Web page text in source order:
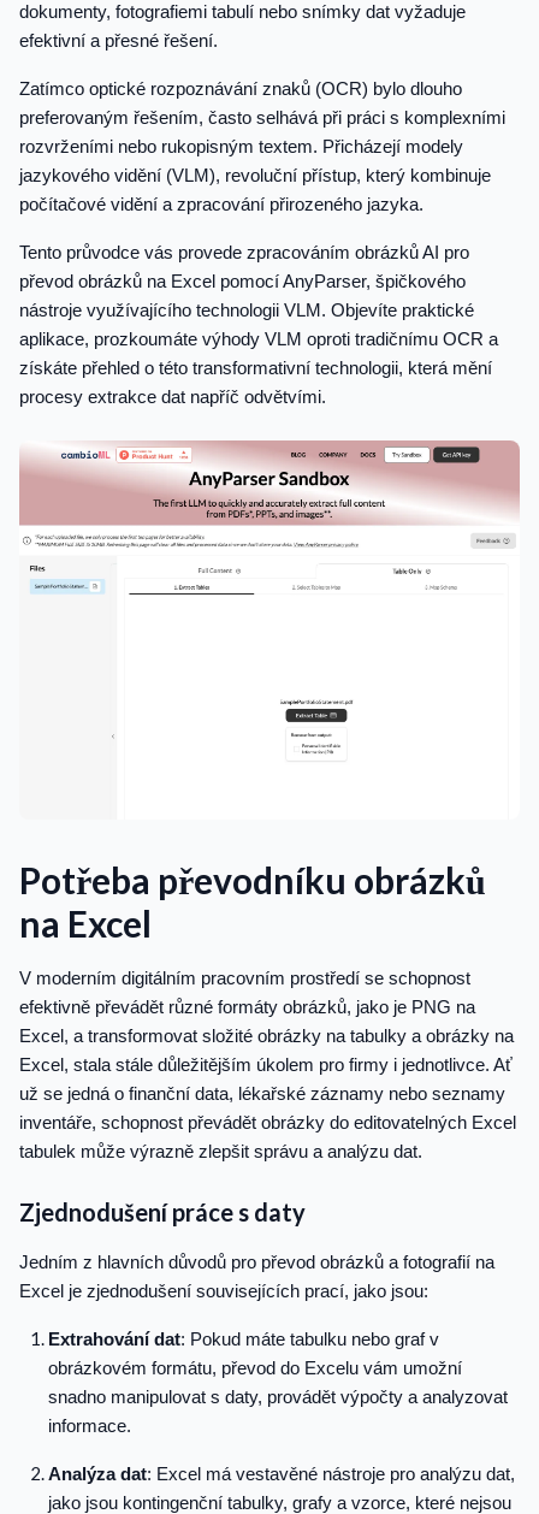
dokumenty, fotografiemi tabulí nebo snímky dat vyžaduje
efektivní a přesné řešení.
Zatímco optické rozpoznávání znaků (OCR) bylo dlouho
preferovaným řešením, často selhává při práci s komplexními
rozvrženími nebo rukopisným textem. Přicházejí modely
jazykového vidění (VLM), revoluční přístup, který kombinuje
počítačové vidění a zpracování přirozeného jazyka.
Tento průvodce vás provede zpracováním obrázků AI pro
převod obrázků na Excel pomocí AnyParser, špičkového
nástroje využívajícího technologii VLM. Objevíte praktické
aplikace, prozkoumáte výhody VLM oproti tradičnímu OCR a
získáte přehled o této transformativní technologii, která mění
procesy extrakce dat napříč odvětvími.
Potřeba převodníku obrázků
na Excel
V moderním digitálním pracovním prostředí se schopnost
efektivně převádět různé formáty obrázků, jako je PNG na
Excel, a transformovat složité obrázky na tabulky a obrázky na
Excel, stala stále důležitějším úkolem pro firmy i jednotlivce. Ať
už se jedná o finanční data, lékařské záznamy nebo seznamy
inventáře, schopnost převádět obrázky do editovatelných Excel
tabulek může výrazně zlepšit správu a analýzu dat.
Zjednodušení práce s daty
Jedním z hlavních důvodů pro převod obrázků a fotografií na
Excel je zjednodušení souvisejících prací, jako jsou:
Extrahování dat: Pokud máte tabulku nebo graf v
obrázkovém formátu, převod do Excelu vám umožní
snadno manipulovat s daty, provádět výpočty a analyzovat
informace.
Analýza dat: Excel má vestavěné nástroje pro analýzu dat,
jako jsou kontingenční tabulky, grafy a vzorce, které nejsou